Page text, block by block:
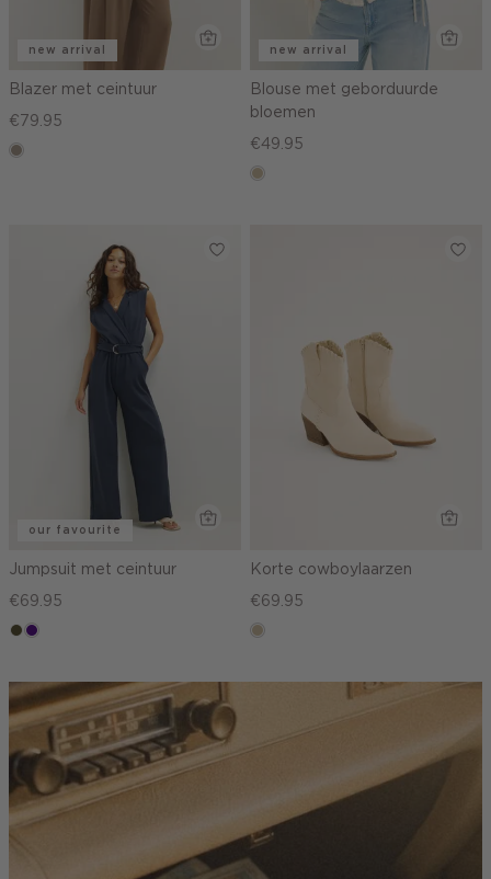
new arrival
Blazer met ceintuur
€79.95
taupe,
new arrival
Blouse met geborduurde
bloemen
€49.95
lichtzand
our favourite
Jumpsuit met ceintuur
€69.95
groen,
midden
indigo
Korte cowboylaarzen
€69.95
lichtzand